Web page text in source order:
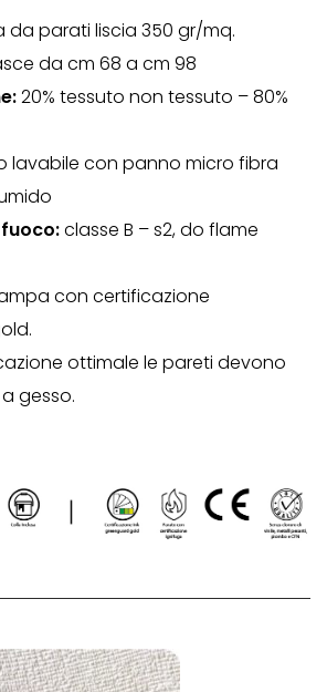
da parati liscia 350 gr/mq.
da cm 68 a cm 98
20% tessuto non tessuto – 80%
lavabile con panno micro fibra
classe B – s2, do flame
con certificazione
ottimale le pareti devono
gesso.